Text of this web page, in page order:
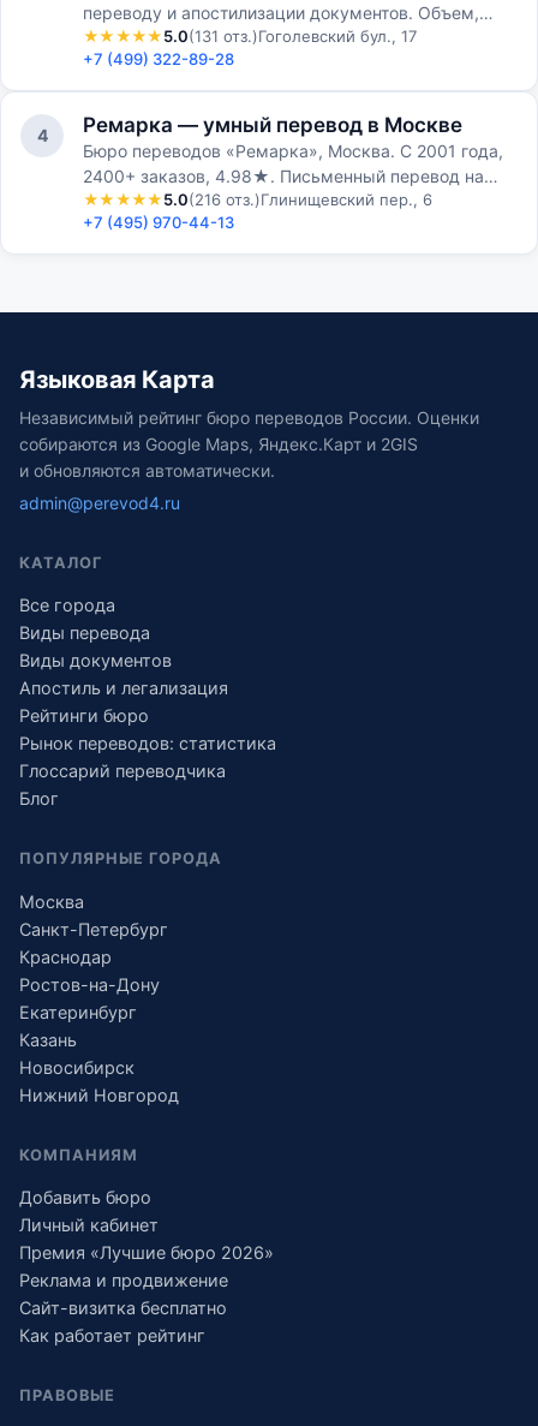
переводу и апостилизации документов. Объем,
который проходит через нас, позволяет
удерживать самые низкие це…
★★★★★5.0(131 отз.)Гоголевский бул., 17
+7 (499) 322-89-28
4 Ремарка — умный перевод в Москве
Бюро переводов «Ремарка», Москва. С 2001 года,
2400+ заказов, 4.98★. Письменный перевод на
60+ языков: юридический, технический,
медицинский, IT. Расч…
★★★★★5.0(216 отз.)Глинищевский пер., 6
+7 (495) 970-44-13
Языковая Карта
Независимый рейтинг бюро переводов России. Оценки
собираются из Google Maps, Яндекс.Карт и 2GIS
и обновляются автоматически.
admin@perevod4.ru
КАТАЛОГ
Все города
Виды перевода
Виды документов
Апостиль и легализация
Рейтинги бюро
Рынок переводов: статистика
Глоссарий переводчика
Блог
ПОПУЛЯРНЫЕ ГОРОДА
Москва
Санкт-Петербург
Краснодар
Ростов-на-Дону
Екатеринбург
Казань
Новосибирск
Нижний Новгород
КОМПАНИЯМ
Добавить бюро
Личный кабинет
Премия «Лучшие бюро 2026»
Реклама и продвижение
Сайт-визитка бесплатно
Как работает рейтинг
ПРАВОВЫЕ